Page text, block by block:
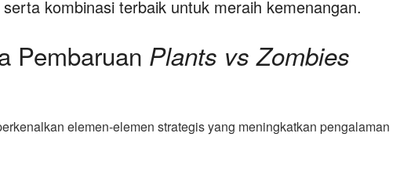
kombinasi terbaik untuk meraih kemenangan.
Pembaruan Plants vs Zombies
elemen-elemen strategis yang meningkatkan pengalaman